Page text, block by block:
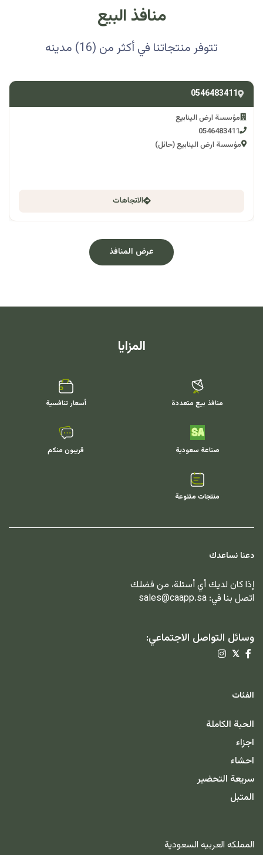
منافذ البيع
تتوفر منتجاتنا في أكثر من (16) مدينه
0546483411
مؤسسة ارض الينابيع
0546483411
مؤسسة ارض الينابيع (حائل)
الاتجاهات
عرض المنافذ
المزايا
منافذ بيع متعددة أسعار تنافسية
صناعة سعودية قريبون منكم
منتجات متنوعة
دعنا نساعدك
إذا كان لديك أي أسئلة، من فضلك
اتصل بنا في: sales@caapp.sa
وسائل التواصل الاجتماعي:
𝕏
الفئات
الحبة الكاملة
اجزاء
احشاء
سريعة التحضير
المتبل
المملكه العربيه السعودية